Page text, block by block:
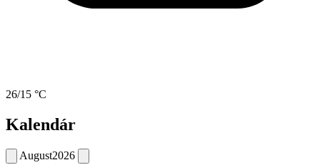
26/15 °C
Kalendár
August2026